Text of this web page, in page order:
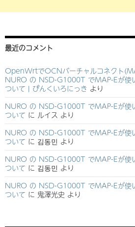
最近のコメント
OpenWrtでOCNバーチャルコネクト
NURO の NSD-G1000T でMAP-Eが使
ついて | ぴんくいろにっき より
NURO の NSD-G1000T でMAP-Eが使
ついて に ルイス より
NURO の NSD-G1000T でMAP-Eが使
ついて に 김동민 より
NURO の NSD-G1000T でMAP-Eが使
ついて に 김동민 より
NURO の NSD-G1000T でMAP-Eが使
ついて に 鬼澤光史 より